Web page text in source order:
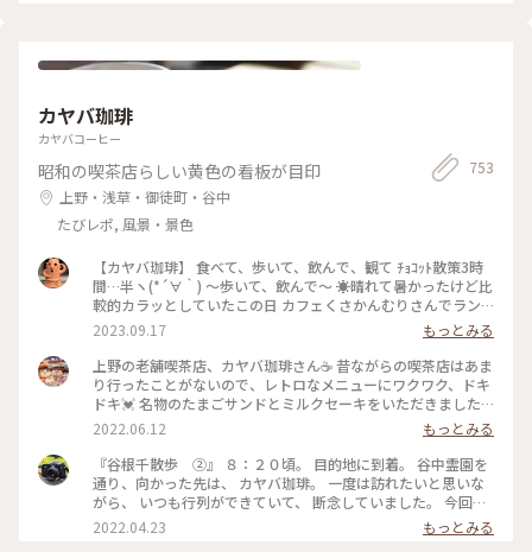
カヤバ珈琲
カヤバコーヒー
昭和の喫茶店らしい黄色の看板が目印
上野・浅草・御徒町・谷中
たびレポ, 風景・景色
753
【カヤバ珈琲】 食べて、歩いて、飲んで、観て ﾁｮｺｯﾄ散策3時
間…半ヽ(*´∀｀) 〜歩いて、飲んで〜 ☀️晴れて暑かったけど比
較的カラッとしていたこの日 カフェくさかんむりさんでラン
チsetとドーナツを食べ 次は ル・コワンさんでパフェを…と思
い ひたすら真っ直ぐ道なりに歩いていると 右手に☕️カヤバ珈
琲さんが見える👀 途中…電話があり話しながら…👣ﾃｸﾃｸﾃｸﾃｸ
500mも通り過ぎていたというミス💧 計1.6km歩き戻る気力が
なかったので（笑） いつかスムーズに入れた時にお邪魔しよ
うと思っていた 「カヤバ珈琲」さんの「いつか」が偶然にも
叶い 「谷中ジンジャー」を（^人^） ☀️暑い日にジンジャーエ
ールを頂くことが多いのですが これは今迄で一番パンチがあ
る💨💨💨 ガムシロップ…という単語が頭の中をチラッと過った
様な(● ˃̶͈̀ロ˂̶͈́)੭ꠥ⁾⁾ そのお陰でサッパリ✨ 次の目的地へ〜 #カヤ
バ珈琲 #秋さんぽ #私のことりっぷ旅 #カメラ旅 #今年は旗を
立てたところへひとつでも多く行く
2023.09.17
もっとみる
上野の老舗喫茶店、カヤバ珈琲さん☕️ 昔ながらの喫茶店はあま
り行ったことがないので、レトロなメニューにワクワク、ドキ
ドキ💓 名物のたまごサンドとミルクセーキをいただきました
♪ たまごがフワフワで、パンの香りも良いこと😍 ミルクセー
キは甘さ控えめで、ほんのり香るオレンジでスッキリとした味
わい☺️ どちらもとても美味しく、感動しきりでした✨ #たまご
サンド #ミルクセーキ #カヤバ珈琲 #上野 #ヒーリング旅 #My
ことりっぷ
2022.06.12
もっとみる
『谷根千散歩 ②』 ８：２０頃。 目的地に到着。 谷中霊園を
通り、向かった先は、 カヤバ珈琲。 一度は訪れたいと思いな
がら、 いつも行列ができていて、 断念していました。 今回
は、前日に、 ８：３０に、ネットで予約。 店内に案内され、
周りの様子を見ると、 他の席は埋まっていたため、 予約をし
2022.04.23 もっとみる